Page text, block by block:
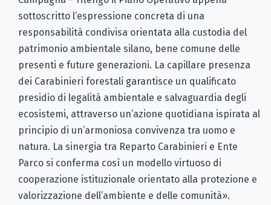
sottoscritto l’espressione concreta di una
responsabilità condivisa orientata alla custodia del
patrimonio ambientale silano, bene comune delle
presenti e future generazioni. La capillare presenza
dei Carabinieri forestali garantisce un qualificato
presidio di legalità ambientale e salvaguardia degli
ecosistemi, attraverso un’azione quotidiana ispirata al
principio di un’armoniosa convivenza tra uomo e
natura. La sinergia tra Reparto Carabinieri e Ente
Parco si conferma così un modello virtuoso di
cooperazione istituzionale orientato alla protezione e
valorizzazione dell’ambiente e delle comunità».